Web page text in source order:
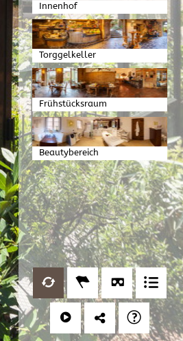
Innenhof
Torggelkeller
Frühstücksraum
Beautybereich